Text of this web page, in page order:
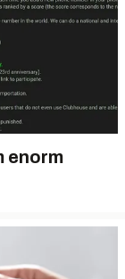
enorm